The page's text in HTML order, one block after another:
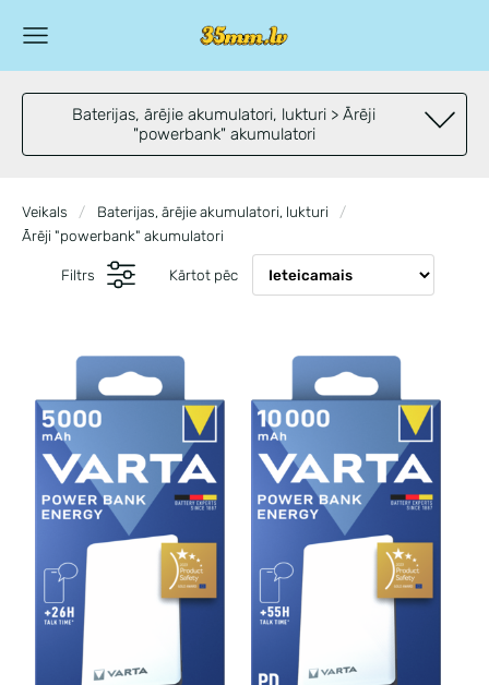
Baterijas, ārējie akumulatori, lukturi > Ārēji
"powerbank" akumulatori
Veikals
Baterijas, ārējie akumulatori, lukturi
Ārēji "powerbank" akumulatori
Filtrs Kārtot pēc